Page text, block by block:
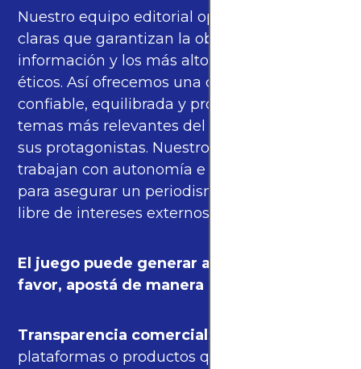
Nuestro equipo editorial opera bajo pautas
claras que garantizan la objetividad de la
información y los más altos estándares
éticos. Así ofrecemos una cobertura
confiable, equilibrada y propia sobre los
temas más relevantes del fútbol mundial y
sus protagonistas. Nuestros periodistas
trabajan con autonomía e independencia
para asegurar un periodismo de calidad,
libre de intereses externos.
El juego puede generar adicción. Por
favor, apostá de manera responsable.
Transparencia comercial: algunas de las
plataformas o productos que